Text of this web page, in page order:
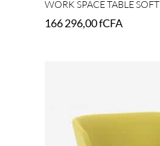
WORK SPACE TABLE SOFT
166 296,00fCFA